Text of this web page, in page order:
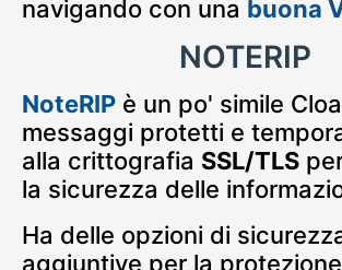
navigando con una buona
NOTERIP
NoteRIP è un po' simile
messaggi protetti e
alla crittografia SSL/TLS
la sicurezza delle
Ha delle opzioni di
aggiuntive per la